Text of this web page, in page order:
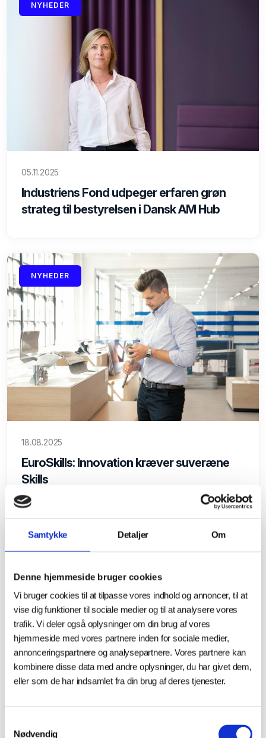
Samtykke Detaljer Om
Denne hjemmeside bruger cookies
Vi bruger cookies til at tilpasse vores indhold og annoncer, til at
vise dig funktioner til sociale medier og til at analysere vores
trafik. Vi deler også oplysninger om din brug af vores
hjemmeside med vores partnere inden for sociale medier,
annonceringspartnere og analysepartnere. Vores partnere kan
kombinere disse data med andre oplysninger, du har givet dem,
eller som de har indsamlet fra din brug af deres tjenester.
Nødvendig
NYHEDER
05.11.2025
Industriens Fond udpeger erfaren grøn
strateg til bestyrelsen i Dansk AM Hub
NYHEDER
18.08.2025
EuroSkills: Innovation kræver suveræne
Skills
Tex2AM: Nyt dansk projekt vil forvandle